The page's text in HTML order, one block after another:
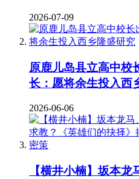
2026-07-09
原鹿儿岛县立高中校
长：愿将余生投入西
2026-06-06
【横井小楠】坂本